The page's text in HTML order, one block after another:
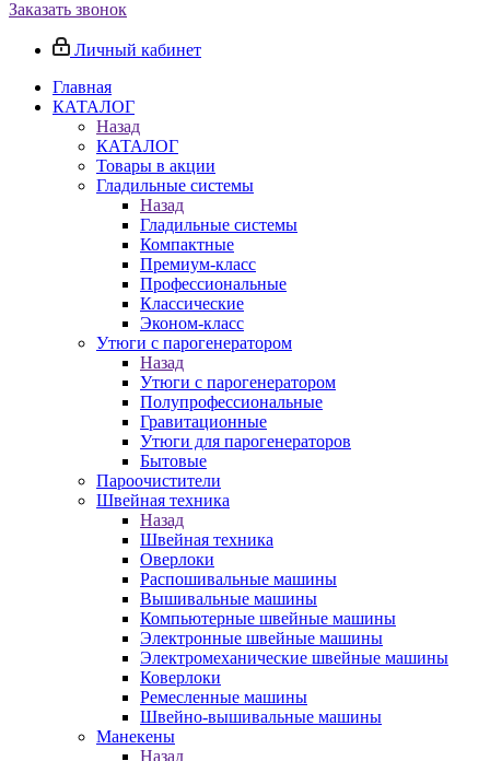
Заказать звонок
Личный кабинет
Главная
КАТАЛОГ
Назад
КАТАЛОГ
Товары в акции
Гладильные системы
Назад
Гладильные системы
Компактные
Премиум-класс
Профессиональные
Классические
Эконом-класс
Утюги с парогенератором
Назад
Утюги с парогенератором
Полупрофессиональные
Гравитационные
Утюги для парогенераторов
Бытовые
Пароочистители
Швейная техника
Назад
Швейная техника
Оверлоки
Распошивальные машины
Вышивальные машины
Компьютерные швейные машины
Электронные швейные машины
Электромеханические швейные машины
Коверлоки
Ремесленные машины
Швейно-вышивальные машины
Манекены
Назад